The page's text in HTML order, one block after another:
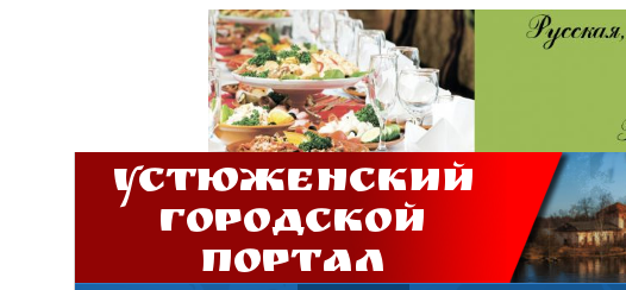
Устюженский
Городской
портал